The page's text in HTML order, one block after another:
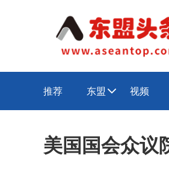
推荐 东盟  视频
美国国会众议